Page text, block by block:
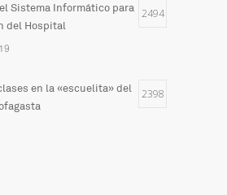
Sistema Informático para
del Hospital
2494
en la «escuelita» del
2398